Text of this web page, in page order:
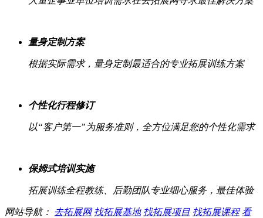
量身定制方案
根据实际需求，量身定制最适合的专业拓展训练方案
个性化行程修订
以“客户第一”为服务准则，全方位满足您的个性化需求
保姆式培训实施
拓展训练全程教练、后勤团队专业细心服务，最佳体验
网站导航： 去拓展网 找拓展基地 找拓展项目 找拓展课程 看